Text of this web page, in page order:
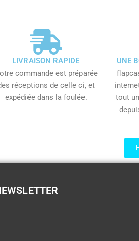
LIVRAISON RAPIDE
commande est préparée
réceptions de celle ci, et
expédiée dans la foulée.
UNE
tout